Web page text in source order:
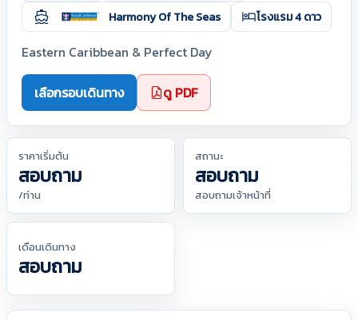
Harmony Of The Seas
โรงแรม 4 ดาว
Eastern Caribbean & Perfect Day
เลือกรอบเดินทาง ดู PDF
ราคาเริ่มต้น
สอบถาม
/ท่าน
สถานะ
สอบถาม
สอบถามเจ้าหน้าที่
เดือนเดินทาง
สอบถาม